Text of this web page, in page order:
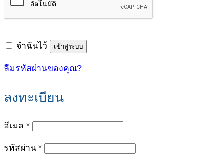
จำฉันไว้ เข้าสู่ระบบ
ลืมรหัสผ่านของคุณ?
ลงทะเบียน
อีเมล *ต้องการ
รหัสผ่าน *ต้องการ